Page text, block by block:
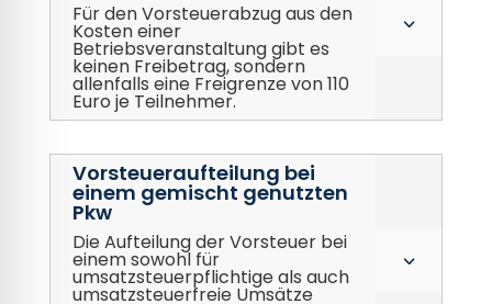
Für den Vorsteuerabzug aus den
Kosten einer
Betriebsveranstaltung gibt es
keinen Freibetrag, sondern
allenfalls eine Freigrenze von 110
Euro je Teilnehmer.
3
Vorsteueraufteilung bei
einem gemischt genutzten
Pkw
Die Aufteilung der Vorsteuer bei
einem sowohl für
umsatzsteuerpflichtige als auch
umsatzsteuerfreie Umsätze
3